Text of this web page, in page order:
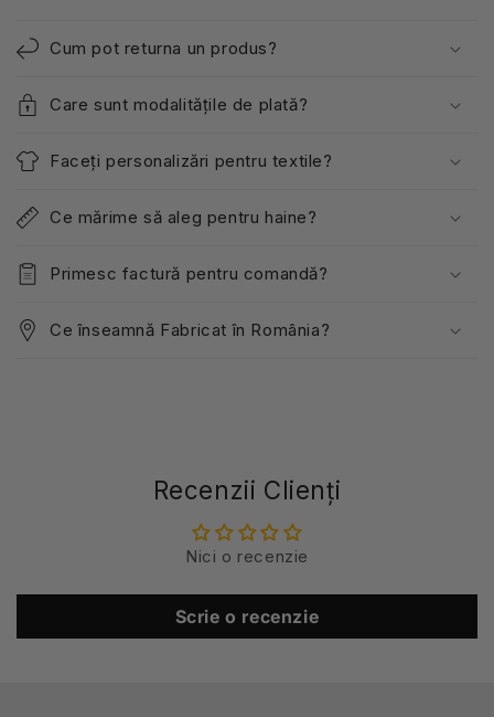
Cum pot returna un produs?
Care sunt modalitățile de plată?
Faceți personalizări pentru textile?
Ce mărime să aleg pentru haine?
Primesc factură pentru comandă?
Ce înseamnă Fabricat în România?
Recenzii Clienți
Nici o recenzie
Scrie o recenzie